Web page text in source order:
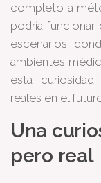
completo a
podría
escenarios
ambientes
esta
reales en el
Una
pero real